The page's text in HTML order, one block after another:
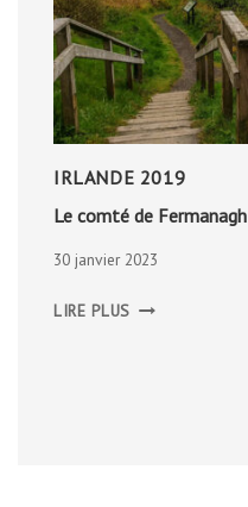
IRLANDE 2019
Le comté de Fermanagh
30 janvier 2023
LIRE PLUS COMTÉ